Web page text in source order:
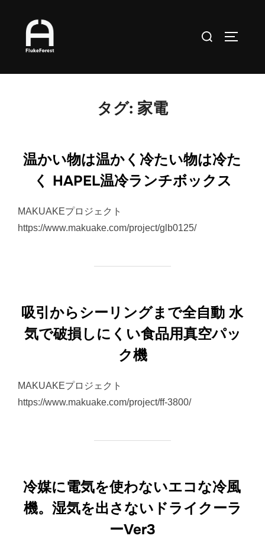
ツ
検
タグ: 家電
温かい物は温かく冷たい物は冷た
く HAPEL温冷ランチボックス
MAKUAKEプロジェクト
https://www.makuake.com/project/glb0125/
吸引からシーリングまで全自動 水
気で破損しにくい食品用真空パッ
ク機
MAKUAKEプロジェクト
https://www.makuake.com/project/ff-3800/
冷媒に電気を使わないエコな冷風
機。湿気を出さないドライクーラ
ーVer3